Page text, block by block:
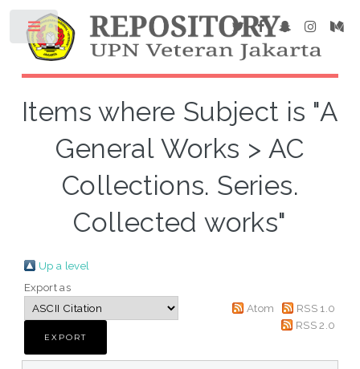
Items where Subject is "A
General Works > AC
Collections. Series.
Collected works"
Up a level
Export as
Atom
RSS 1.0
RSS 2.0